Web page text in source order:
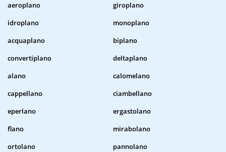
aeroplano
giroplano
idroplano
monoplano
acquaplano
biplano
convertiplano
deltaplano
alano
calomelano
cappellano
ciambellano
eperlano
ergastolano
flano
mirabolano
ortolano
pannolano